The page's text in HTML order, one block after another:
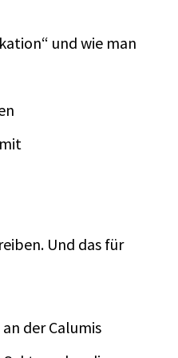
und wie man
Und das für
der Calumis